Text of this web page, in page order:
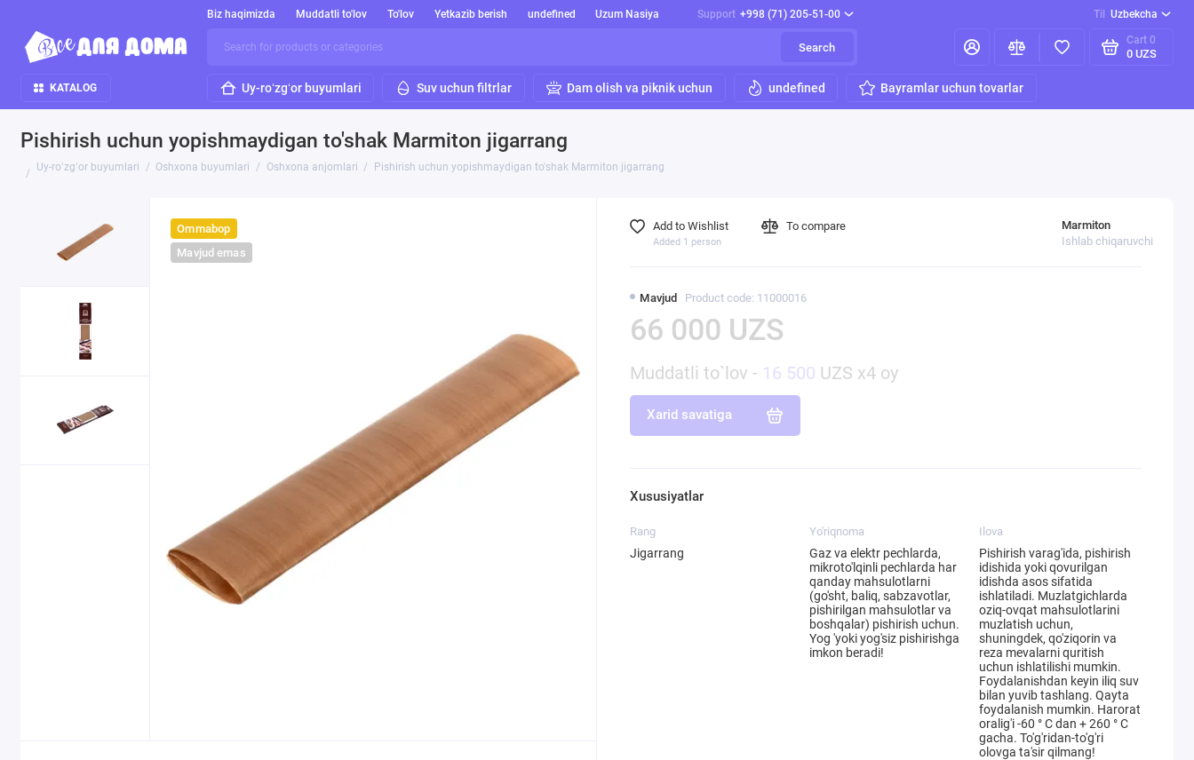
Biz haqimizda Muddatli to'lov To'lov Yetkazib berish undefined Uzum Nasiya Support +998 (71) 205-51-00 Til Uzbekcha
Search
Cart 0
0 UZS
KATALOG Uy-roʻzgʻor buyumlari Suv uchun filtrlar Dam olish va piknik uchun undefined Bayramlar uchun tovarlar
Pishirish uchun yopishmaydigan to'shak Marmiton jigarrang
Uy-roʻzgʻor buyumlari Oshxona buyumlari Oshxona anjomlari Pishirish uchun yopishmaydigan to'shak Marmiton jigarrang
Ommabop
Mavjud emas
Mavjud Product code: 11000016
Marmiton
Ishlab chiqaruvchi
66 000 UZS
Muddatli to`lov - 16 500 UZS x4 oy
Xarid savatiga
Add to Wishlist
Added 1 person
To compare
Xususiyatlar
Rang
Jigarrang
Yo'riqnoma
Gaz va elektr pechlarda,
mikroto'lqinli pechlarda har
qanday mahsulotlarni
(go'sht, baliq, sabzavotlar,
pishirilgan mahsulotlar va
boshqalar) pishirish uchun.
Yog 'yoki yog'siz pishirishga
imkon beradi!
Ilova
Pishirish varag'ida, pishirish
idishida yoki qovurilgan
idishda asos sifatida
ishlatiladi. Muzlatgichlarda
oziq-ovqat mahsulotlarini
muzlatish uchun,
shuningdek, qo'ziqorin va
reza mevalarni quritish
uchun ishlatilishi mumkin.
Foydalanishdan keyin iliq suv
bilan yuvib tashlang. Qayta
foydalanish mumkin. Harorat
oralig'i -60 ° C dan + 260 ° C
gacha. To'g'ridan-to'g'ri
olovga ta'sir qilmang!